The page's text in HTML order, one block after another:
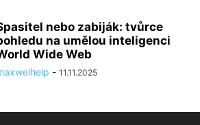
nebo zabiják: tvůrce
na umělou inteligenci
Wide Web
- 11.11.2025